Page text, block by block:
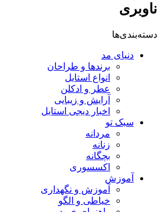
ناوبری
دسته‌بندی‌ها
دنیای مد
برندها و طراحان
انواع استایل
عطر و ادکلن
آرایش و زیبایی
اخبار دیجی استایل
سبک تو
مردانه
زنانه
بچگانه
اکسسوری
آموزش
آموزش و نگهداری
خیاطی و الگو